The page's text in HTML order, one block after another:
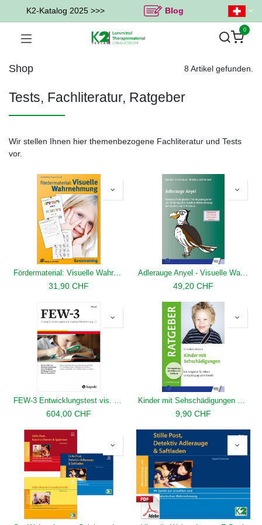
K2-Katalog 2025 >>> Blog
0
Shop 8 Artikel gefunden.
Tests, Fachliteratur, Ratgeber
Wir stellen Ihnen hier themenbezogene Fachliteratur und Tests
vor.
Fördermaterial: Visuelle Wahrnehmung - Basistraining
31,90 CHF
Adlerauge Anyel - Visuelle Wahrnehmung
49,20 CHF
604,00 CHF 9,90 CHF